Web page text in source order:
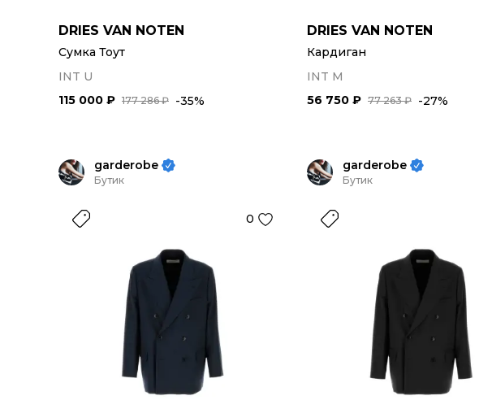
DRIES VAN NOTEN
Сумка Тоут
INT U
177 286 ₽
115 000 ₽ -35%
DRIES VAN NOTEN
Кардиган
INT M
77 263 ₽
56 750 ₽ -27%
garderobe
Бутик
0
garderobe
Бутик